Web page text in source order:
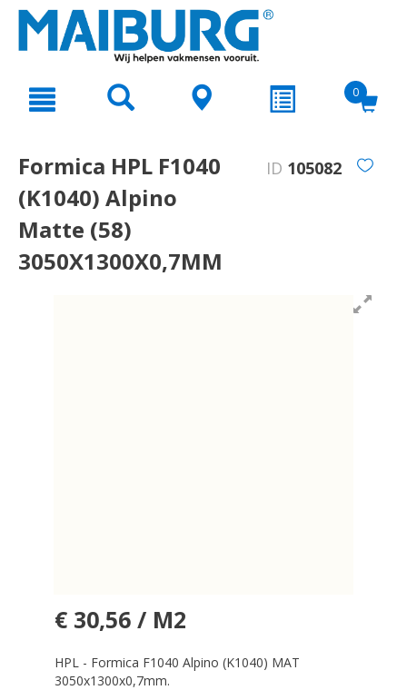
text.skipToNavigation
0
Formica HPL F1040
(K1040) Alpino
Matte (58)
3050X1300X0,7MM
ID 105082
€ 30,56 / M2
HPL - Formica F1040 Alpino (K1040) MAT
3050x1300x0,7mm.